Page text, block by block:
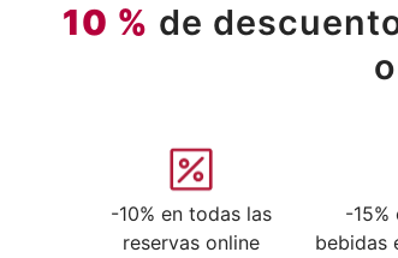
10 % de
-10% en todas las
reservas online
-
bebidas